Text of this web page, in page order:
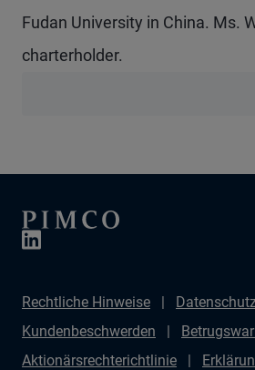
Fudan University in China. Ms.
charterholder.
Rechtliche Hinweise
Kundenbeschwerden
Aktionärsrechterichtlinie